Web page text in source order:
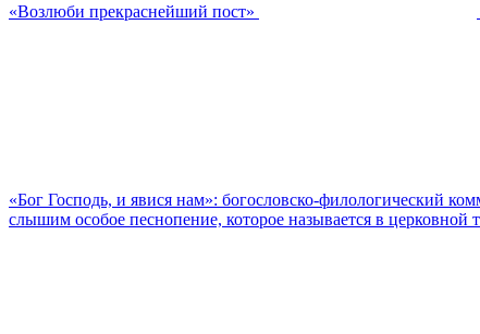
«Возлюби прекраснейший пост»
«Бог Господь, и явися нам»: богословско-филологический
слышим особое песнопение, которое называется в